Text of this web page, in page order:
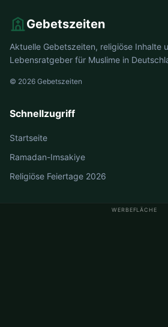
WERBEFLÄCHE
Gebetszeiten
Aktuelle Gebetszeiten, religiöse Inhalte
Lebensratgeber für Muslime in
© 2026 Gebetszeiten
Schnellzugriff
Startseite
Ramadan-Imsakiye
Religiöse Feiertage 2026
Gebetszeiten Deutschland